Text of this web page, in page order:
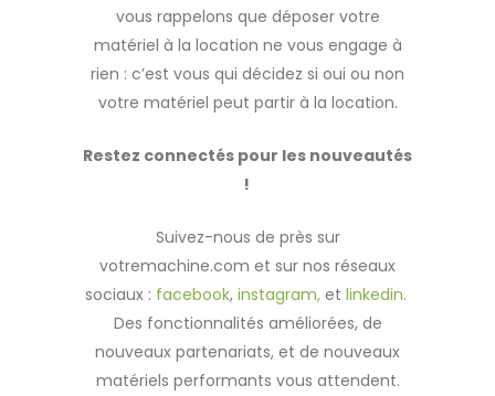
vous rappelons que déposer votre
matériel à la location ne vous engage à
rien : c’est vous qui décidez si oui ou non
votre matériel peut partir à la location.
Restez connectés pour les nouveautés
!
Suivez-nous de près sur
votremachine.com et sur nos réseaux
sociaux : facebook,instagram,et linkedin.
Des fonctionnalités améliorées, de
nouveaux partenariats, et de nouveaux
matériels performants vous attendent.